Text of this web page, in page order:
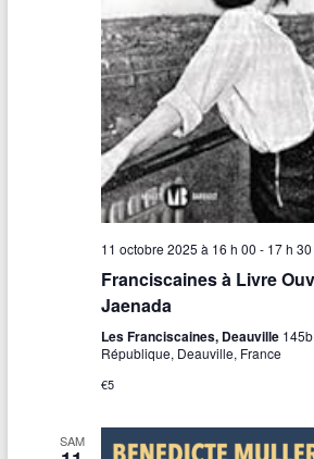
11 octobre 2025 à 16 h 00 - 17 h 30
Franciscaines à Livre
Jaenada
Les Franciscaines, Deauville
République, Deauville, France
€5
SAM